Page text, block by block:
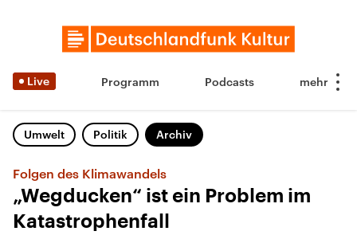
Live Programm Podcasts
Umwelt Politik Archiv
Folgen des Klimawandels
„Wegducken“ ist ein Problem im
Katastrophenfall